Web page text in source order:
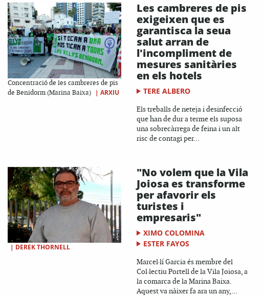
Concentració de les cambreres de pis
de Benidorm (Marina Baixa)
| ARXIU
Les cambreres de pis
exigeixen que es
garantisca la seua
salut arran de
l'incompliment de
mesures sanitàries
en els hotels
TERE ALBERO
Els treballs de neteja i desinfecció
que han de dur a terme els suposa
una sobrecàrrega de feina i un alt
risc de contagi per...
| DEREK THORNELL
"No volem que la Vila
Joiosa es transforme
per afavorir els
turistes i
empresaris"
XIMO COLOMINA
ESTER FAYOS
Marcel·lí Garcia és membre del
Col·lectiu Portell de la Vila Joiosa, a
la comarca de la Marina Baixa.
Aquest va nàixer fa ara un any,...